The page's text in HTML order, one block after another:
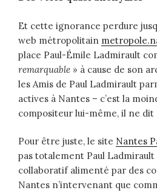
Et cette ignorance perdure
web métropolitain
place Paul-Émile Ladmirault
remarquable » à cause de son
les Amis de Paul Ladmirault
actives à Nantes – c’est la
compositeur lui-même, il ne dit
Pour être juste, le site Nantes
pas totalement Paul Ladmirault
collaboratif alimenté par des
Nantes n’intervenant que